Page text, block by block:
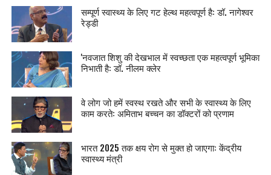
सम्पूर्ण स्वास्थ्य के लिए गट हेल्‍थ महत्वपूर्ण है: डॉ. नागेश्वर
रेड्डी
'नवजात शिशु की देखभाल में स्वच्छता एक महत्वपूर्ण भूमिका
निभाती है: डॉ. नीलम क्लेर
वे लोग जो हमें स्वस्थ रखते और सभी के स्वास्थ्य के लिए
काम करते: अमिताभ बच्चन का डॉक्टरों को प्रणाम
भारत 2025 तक क्षय रोग से मुक्त हो जाएगा: केंद्रीय
स्वास्थ्य मंत्री